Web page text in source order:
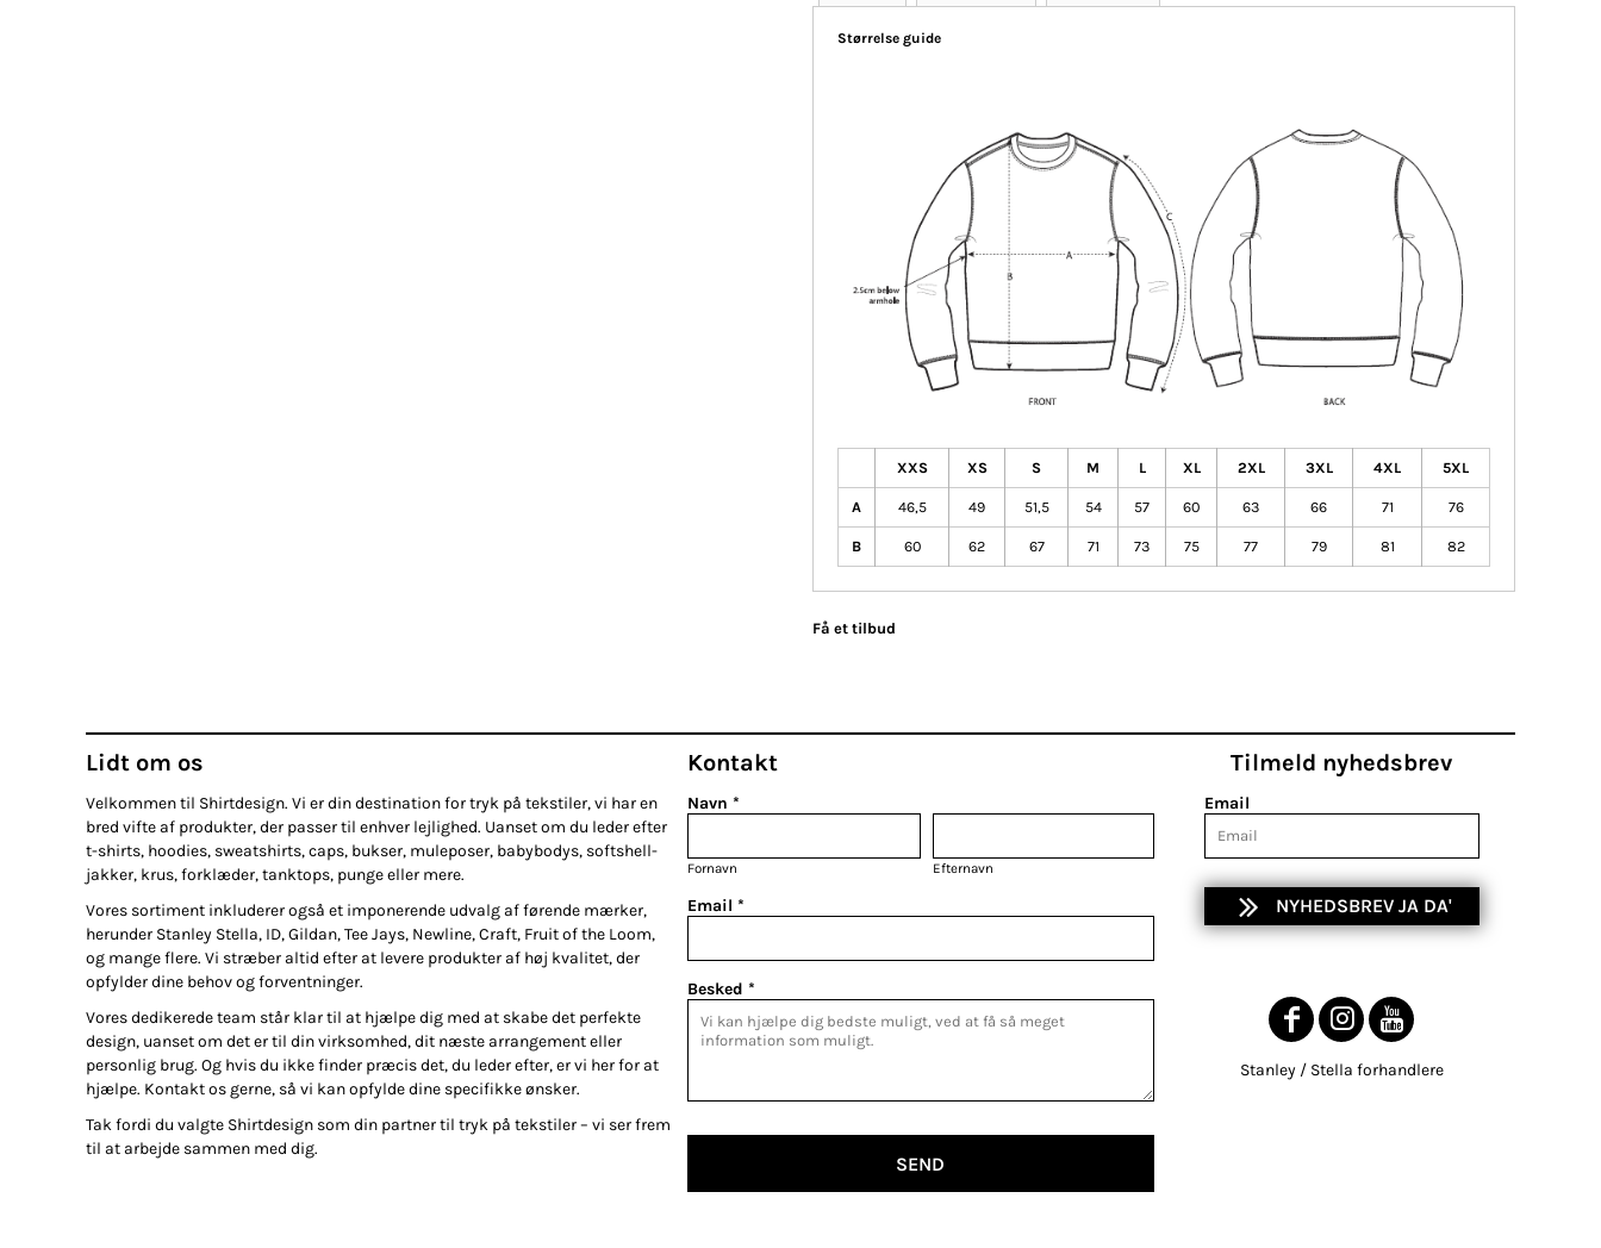
Størrelse guide
XXS XS S M L XL 2XL 3XL 4XL 5XL
A 46,5 49 51,5 54 57 60 63 66 71 76
B 60 62 67 71 73 75 77 79 81 82
Få et tilbud
Lidt om os
Velkommen til Shirtdesign. Vi er din destination for tryk på tekstiler, vi har en
bred vifte af produkter, der passer til enhver lejlighed. Uanset om du leder efter
t-shirts, hoodies, sweatshirts, caps, bukser, muleposer, babybodys, softshell-
jakker, krus, forklæder, tanktops, punge eller mere.
Vores sortiment inkluderer også et imponerende udvalg af førende mærker,
herunder Stanley Stella, ID, Gildan, Tee Jays, Newline, Craft, Fruit of the Loom,
og mange flere. Vi stræber altid efter at levere produkter af høj kvalitet, der
opfylder dine behov og forventninger.
Vores dedikerede team står klar til at hjælpe dig med at skabe det perfekte
design, uanset om det er til din virksomhed, dit næste arrangement eller
personlig brug. Og hvis du ikke finder præcis det, du leder efter, er vi her for at
hjælpe. Kontakt os gerne, så vi kan opfylde dine specifikke ønsker.
Tak fordi du valgte Shirtdesign som din partner til tryk på tekstiler – vi ser frem
til at arbejde sammen med dig.
Kontakt
Navn *
Fornavn Efternavn
Email *
Besked *
SEND
Tilmeld nyhedsbrev
Email
NYHEDSBREV JA DA'
Stanley / Stella forhandlere